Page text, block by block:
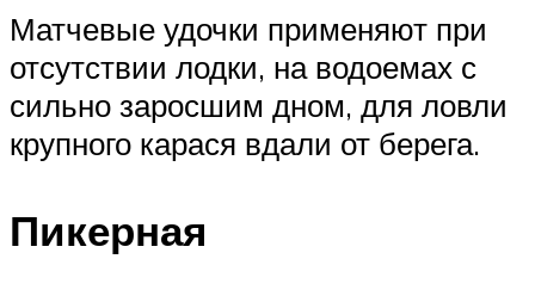
Матчевые удочки применяют при
отсутствии лодки, на водоемах с
сильно заросшим дном, для ловли
крупного карася вдали от берега.
Пикерная